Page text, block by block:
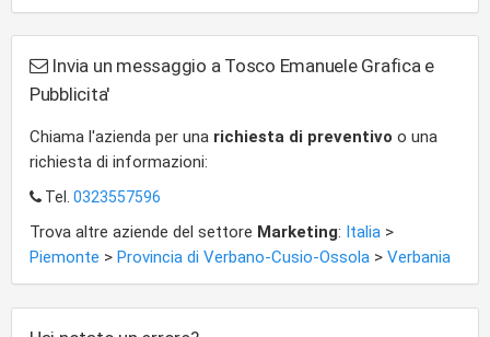
Invia un messaggio a Tosco Emanuele Grafica e
Pubblicita'
Chiama l'azienda per una richiesta di preventivo o una
richiesta di informazioni:
Tel. 0323557596
Trova altre aziende del settore Marketing: Italia >
Piemonte > Provincia di Verbano-Cusio-Ossola > Verbania